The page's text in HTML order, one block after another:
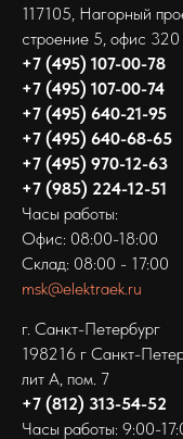
117105, Нагорный
строение 5, офис 320
+7 (495) 107-00-78
+7 (495) 107-00-74
+7 (495) 640-21-95
+7 (495) 640-68-65
+7 (495) 970-12-63
+7 (985) 224-12-51
Часы работы:
Офис: 08:00-18:00
Склад: 08:00 - 17:00
msk@elektraek.ru
г. Санкт-Петербург
198216 г Санкт-
лит А, пом. 7
+7 (812) 313-54-52
Часы работы: 9:00-